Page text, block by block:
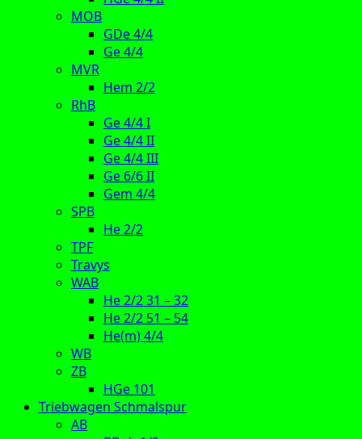
MOB
GDe 4/4
Ge 4/4
MVR
Hem 2/2
RhB
Ge 4/4 I
Ge 4/4 II
Ge 4/4 III
Ge 6/6 II
Gem 4/4
SPB
He 2/2
TPF
Travys
WAB
He 2/2 31 – 32
He 2/2 51 – 54
He(m) 4/4
WB
ZB
HGe 101
Triebwagen Schmalspur
AB